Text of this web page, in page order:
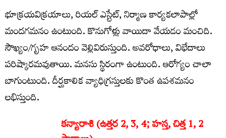
భూక్రయవిక్రయాలు, రియల్‌ ఎస్టేట్‌, నిర్మాణ కార్యకలాపాల్లో
మందగమనం ఉంటుంది. కొనుగోళ్లు వాయిదా వేయడం మంచిది.
సౌఖ్యం/గృహ ఆనందం వెల్లివిరుస్తుంది. అవరోధాలు, విభేదాలు
పరిష్కారమవుతాయి. మనసు స్థిరంగా ఉంటుంది. ఆరోగ్యం చాలా
బాగుంటుంది. దీర్ఘకాలిక వ్యాధిగ్రస్తులకు కొంత ఉపశమనం
లభిస్తుంది.
కన్యారాశి (ఉత్తర 2, 3, 4; హస్త, చిత్త 1, 2